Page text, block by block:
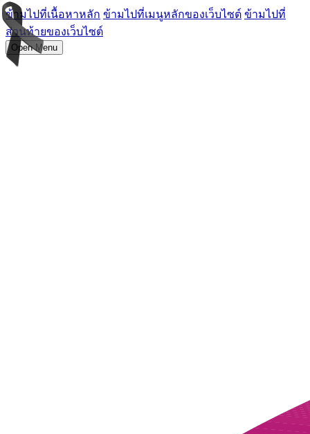
ข้ามไปที่เนื้อหาหลัก ข้ามไปที่เมนูหลักของเว็บไซต์ ข้ามไปที่
ส่วนท้ายของเว็บไซต์
Open Menu